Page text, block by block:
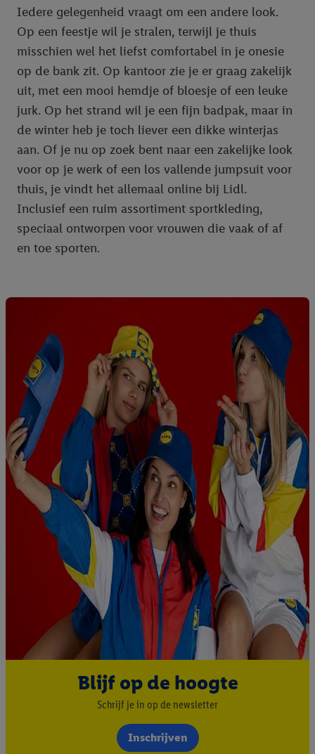
Iedere gelegenheid vraagt om een andere look.
Op een feestje wil je stralen, terwijl je thuis
misschien wel het liefst comfortabel in je onesie
op de bank zit. Op kantoor zie je er graag zakelijk
uit, met een mooi hemdje of bloesje of een leuke
jurk. Op het strand wil je een fijn badpak, maar in
de winter heb je toch liever een dikke winterjas
aan. Of je nu op zoek bent naar een zakelijke look
voor op je werk of een los vallende jumpsuit voor
thuis, je vindt het allemaal online bij Lidl.
Inclusief een ruim assortiment sportkleding,
speciaal ontworpen voor vrouwen die vaak of af
en toe sporten.
Blijf op de hoogte
Schrijf je in op de newsletter
Inschrijven